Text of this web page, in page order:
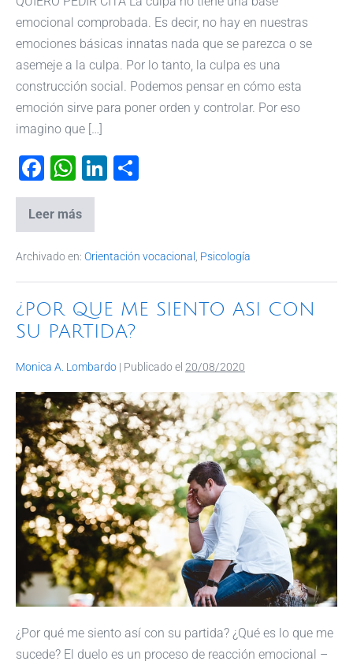
emocional comprobada. Es decir, no hay en nuestras
emociones básicas innatas nada que se parezca o se
asemeje a la culpa. Por lo tanto, la culpa es una
construcción social. Podemos pensar en cómo esta
emoción sirve para poner orden y controlar. Por eso
imagino que […]
F
a
c
b
o
o
k
W
h
at
A
p
p
Li
dI
n
ar
tir
Leer más
Archivado en: Orientación vocacional Psicología
¿POR QUE ME SIENTO ASI CON
SU PARTIDA?
Monica A. Lombardo | Publicado el 20/08/2020
¿Por qué me siento así con su partida? ¿Qué es lo que me
sucede? El duelo es un proceso de reacción emocional –